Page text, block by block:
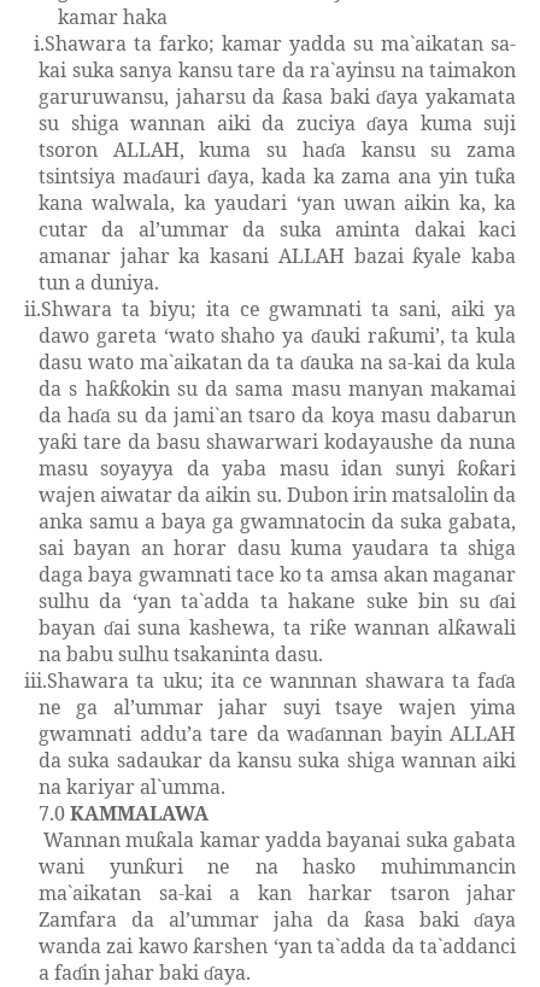
kamar haka
i.Shawara ta farko; kamar yadda su ma`aikatan sa-
kai suka sanya kansu tare da ra`ayinsu na taimakon
garuruwansu, jaharsu da ƙasa bakiɗaya yakamata
su shiga wannan aiki da zuciya ɗaya kuma suji
tsoron ALLAH, kuma su haɗa kansu su zama
tsintsiya maɗauri ɗaya, kada ka zama ana yin tuƙa
kana walwala, ka yaudari ‘yan uwan aikin ka, ka
cutar da al’ummar da suka aminta dakai kaci
amanar jahar ka kasani ALLAH bazaiƙyale kaba
tun a duniya.
ii.Shwara ta biyu; ita ce gwamnati ta sani,aiki ya
dawo gareta ‘wato shaho ya ɗauki raƙumi’, ta kula
dasu wato ma`aikatan da ta ɗauka na sa-kai da kula
das haƙƙokin su da sama masu manyan makamai
da haɗa su da jami`an tsaro da koya masu dabarun
yaƙi tare da basu shawarwari kodayaushe da nuna
masu soyayya da yaba masu idan sunyi ƙoƙari
wajen aiwatar da aikin su. Dubon irin matsalolin da
anka samu a baya ga gwamnatocin da suka gabata,
sai bayan an horar dasu kuma yaudara ta shiga
daga baya gwamnati tace ko ta amsa akan maganar
sulhu da ‘yan ta`adda ta hakane suke bin suɗai
bayan ɗai suna kashewa, ta riƙe wannan alƙawali
na babu sulhu tsakaninta dasu.
iii.Shawara ta uku; ita ce wannnan shawara ta faɗa
ne ga al’ummar jahar suyi tsaye wajen yima
gwamnati addu’a tare da waɗannan bayin ALLAH
da suka sadaukar da kansu suka shiga wannan aiki
na kariyar al`umma.
7.0KAMMALAWA
Wannan muƙala kamar yadda bayanai suka gabata
wani yunƙuri ne na hasko muhimmancin
ma`aikatan sa-kai a kan harkar tsaron jahar
Zamfara da al’ummar jaha daƙasa bakiɗaya
wanda zai kawoƙarshen ‘yan ta`adda da ta`addanci
a faɗin jahar baki ɗaya.